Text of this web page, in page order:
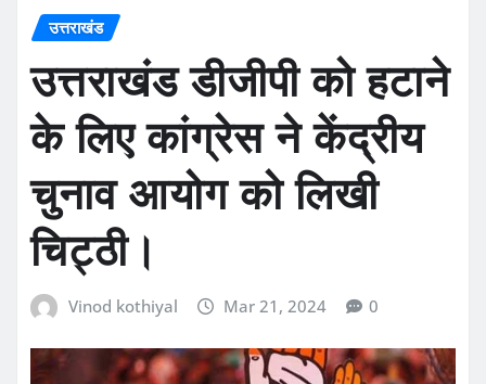
उत्तराखंड
उत्तराखंड डीजीपी को हटाने
के लिए कांग्रेस ने केंद्रीय
चुनाव आयोग को लिखी
चिट्ठी।
Vinod kothiyal Mar 21, 2024 0